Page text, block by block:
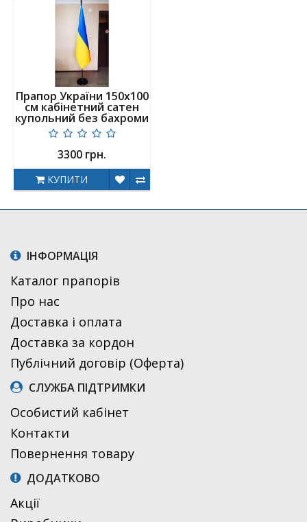
Прапор України 150х100
см кабінетний сатен
купольний без бахроми
3300 грн.
КУПИТИ
ІНФОРМАЦІЯ
Каталог прапорів
Про нас
Доставка і оплата
Доставка за кордон
Публічний договір (Оферта)
СЛУЖБА ПІДТРИМКИ
Особистий кабінет
Контакти
Повернення товару
ДОДАТКОВО
Акції